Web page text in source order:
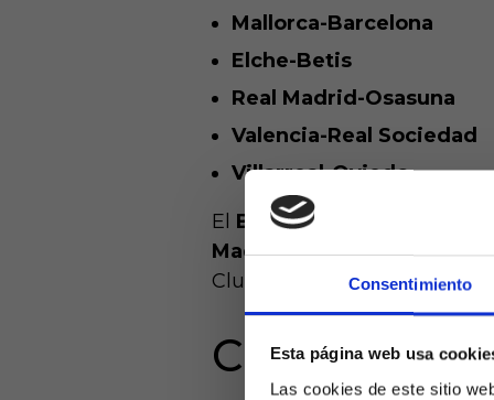
Consentimiento
Esta página web usa
Las cookies de este sitio
Mallorca-Barcelona
Elche-Betis
Real Madrid-Osasuna
Valencia-Real Sociedad
Villarreal-Oviedo
El Barcelona
Madridrecibirá a Osasuna,
Clubes. El Espanyol-
Clásicos y